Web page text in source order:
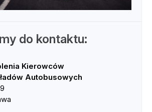
do kontaktu:
Kierowców
Autobusowych